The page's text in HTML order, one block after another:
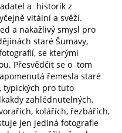
a historik z
vitální a svěží.
a nakažlivý smysl pro
staré Šumavy,
se kterými
Přesvědčit se o tom
řemesla staré
typických pro tuto
zahlédnutelných.
kolářích, řezbářích,
jen jediná fotografie